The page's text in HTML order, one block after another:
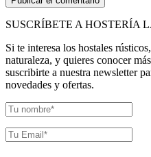
SUSCRÍBETE A HOSTERÍA
Si te interesa los hostales
naturaleza, y quieres conocer
suscribirte a nuestra newsletter
novedades y ofertas.